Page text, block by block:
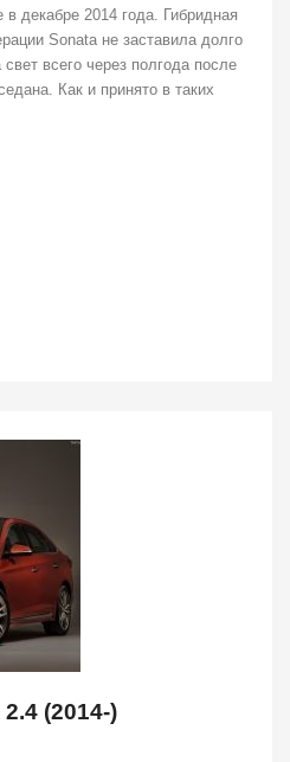
декабре 2014 года. Гибридная
Sonata не заставила долго
всего через полгода после
Как и принято в таких
(2014-)